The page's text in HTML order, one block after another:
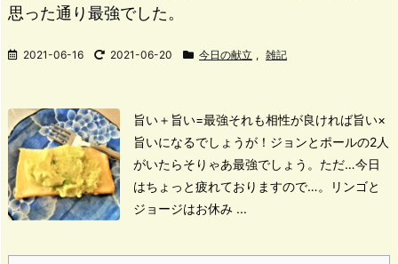
思った通り最強でした。
2021-06-16 2021-06-20 今日の献立 , 雑記
旨い＋旨い=最強それも相性が良ければ旨い×
旨いになるでしょうが！ ジョンとポールの2人
がいたらそりゃあ最強でしょう。 ただ…今日
はちょっと疲れておりますので…。
リンゴと
ジョージはお休み ...